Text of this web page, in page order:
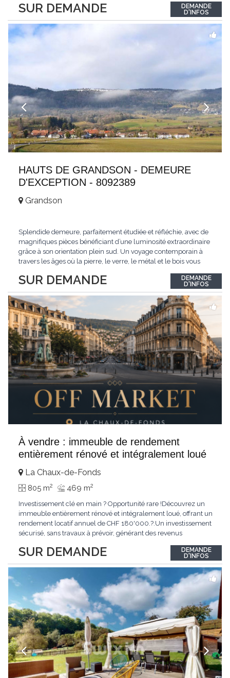
SUR DEMANDE
station et les sommets qui l'encadrent, un spectacle qui change
au fil des saisons. Avec...
DEMANDE
D'INFOS
HAUTS DE GRANDSON - DEMEURE
D'EXCEPTION - 8092389
SUR DEMANDE
Grandson
Splendide demeure, parfaitement étudiée et réfléchie, avec de
magnifiques pièces bénéficiant d’une luminosité extraordinaire
grâce à son orientation plein sud. Un voyage contemporain à
travers les âges où la pierre, le verre, le métal et le bois vous
de Grandson, entourée de nature et d’un verger de fruitiers, et...
DEMANDE
D'INFOS
À vendre : immeuble de rendement
entièrement rénové et intégralement loué
SUR DEMANDE
La Chaux-de-Fonds
805 m2 469 m2
Investissement clé en main ? Opportunité rare !Découvrez un
immeuble entièrement rénové et intégralement loué, offrant un
rendement locatif annuel de CHF 180'000.?.Un investissement
sécurisé, sans travaux à prévoir, générant des revenus
d'informations ou recevoir le dossier.
DEMANDE
D'INFOS